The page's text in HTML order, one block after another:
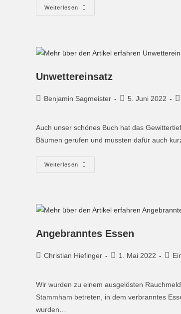
Weiterlesen
Unwettereinsatz
Benjamin Sagmeister 5. Juni 2022
Auch unser schönes Buch hat das
Bäumen gerufen und mussten dafür auch
Weiterlesen
Angebranntes Essen
Christian Hiefinger 1. Mai 2022
Wir wurden zu einem ausgelösten
Stammham betreten, in dem verbranntes
wurden…